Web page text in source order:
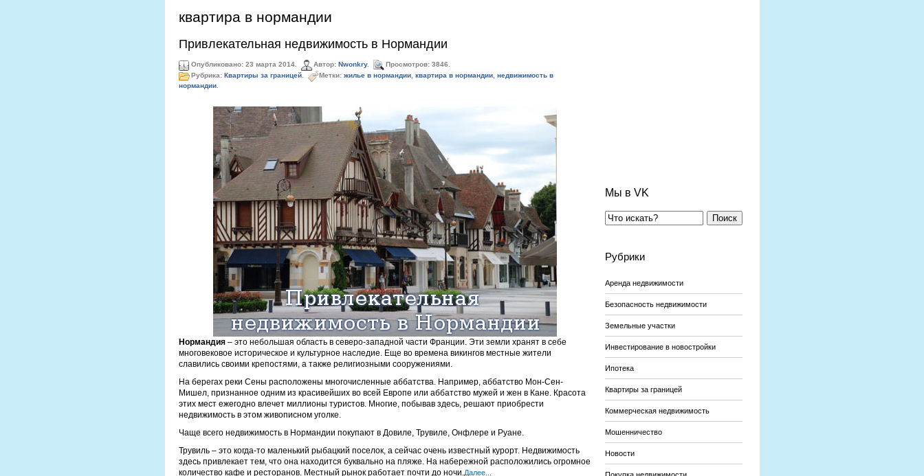
квартира в нормандии
Привлекательная недвижимость в Нормандии
Опубликовано: 23 марта 2014. Автор: Nwonkry.
Просмотров: 3846.
Рубрика: Квартиры за границей. Метки: жилье в нормандии, квартира в нормандии, недвижимость в
нормандии.
Нормандия– это небольшая область в северо-западной части Франции. Эти земли хранят в себе
многовековое историческое и культурное наследие. Еще во времена викингов местные жители
славились своими крепостями, а также религиозными сооружениями.
На берегах реки Сены расположены многочисленные аббатства. Например, аббатство Мон-Сен-
Мишел, признанное одним из красивейших во всей Европе или аббатство мужей и жен в Кане. Красота
этих мест ежегодно влечет миллионы туристов. Многие, побывав здесь, решают приобрести
недвижимость в этом живописном уголке.
Чаще всего недвижимость в Нормандии покупают в Довиле, Трувиле, Онфлере и Руане.
Трувиль – это когда-то маленький рыбацкий поселок, а сейчас очень известный курорт. Недвижимость
здесь привлекает тем, что она находится буквально на пляже. На набережной расположились огромное
количество кафе и ресторанов. Местный рынок работает почти до ночи.Далее...
Мы в VK
Поиск
Рубрики
Аренда недвижимости
Безопасность недвижимости
Земельные участки
Инвестирование в новостройки
Ипотека
Квартиры за границей
Коммерческая недвижимость
Мошенничество
Новости